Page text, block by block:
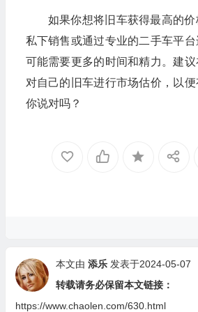
如果你想将旧车获得最高的
私下销售或通过专业的二手车平
可能需要更多的时间和精力。建
对自己的旧车进行市场估价，以便
你说对吗？
本文由 添乐 发表于2024-05-07
转载请务必保留本文链接：
https://www.chaolen.com/630.html